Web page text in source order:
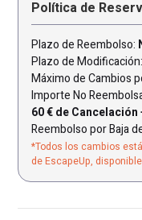
Política de
Plazo de Reembolso:
Plazo de Modificación:
Máximo de Cambios
Importe No
60 € de
Reembolso por Baja
*Todos los cambios
de EscapeUp,